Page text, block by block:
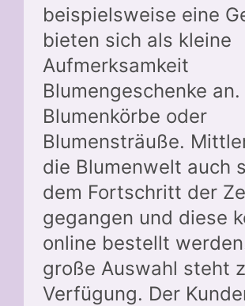
beispielsweise eine
bieten sich als kleine
Aufmerksamkeit
Blumengeschenke an.
Blumenkörbe oder
Blumensträuße.
die Blumenwelt auch
dem Fortschritt der
gegangen und diese
online bestellt
große Auswahl steht
Verfügung. Der